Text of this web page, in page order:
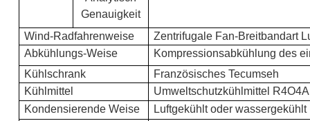
Genauigkeit
Wind-Radfahrenweise
Zentrifugale Fan-Breitbandart
Abkühlungs-Weise
Kompressionsabkühlung des
Kühlschrank
Französisches Tecumseh
Kühlmittel
Umweltschutzkühlmittel
Kondensierende Weise
Luftgekühlt oder wassergekühlt